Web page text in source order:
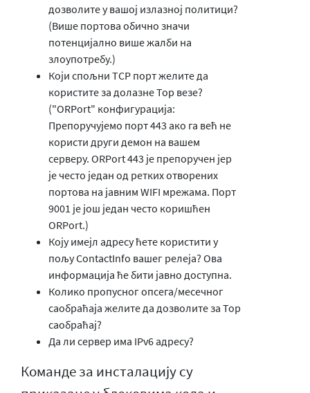
дозволите у вашој излазној политици?
(Више портова обично значи
потенцијално више жалби на
злоупотребу.)
Који спољни TCP порт желите да
користите за долазне Тор везе?
("ORPort" конфигурација:
Препоручујемо порт 443 ако га већ не
користи други демон на вашем
серверу. ORPort 443 је препоручен јер
је често један од ретких отворених
портова на јавним WIFI мрежама. Порт
9001 је још један често коришћен
ORPort.)
Коју имејл адресу ћете користити у
пољу ContactInfo вашег релеја? Ова
информација ће бити јавно доступна.
Колико пропусног опсега/месечног
саобраћаја желите да дозволите за Тор
саобраћај?
Да ли сервер има IPv6 адресу?
Команде за инсталацију су